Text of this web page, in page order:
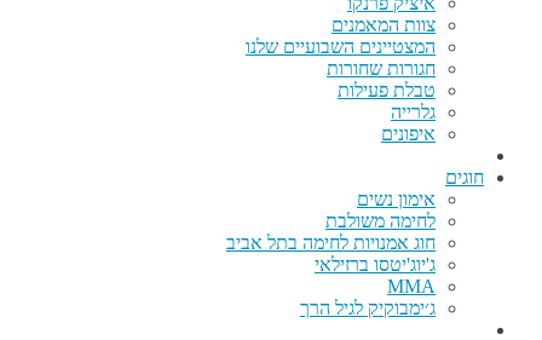
צוות המאמנים
המצטיינים השבועיים שלנו
חגורות שחורות
טבלת פעילות
גלרייה
איפונים
חוגים
אימון נשים
לחימה משולבת
חוג אמנויות לחימה בתל אביב
ג'יוג'יטסו ברזילאי
MMA
ג׳ימבוקיק לגיל הרך